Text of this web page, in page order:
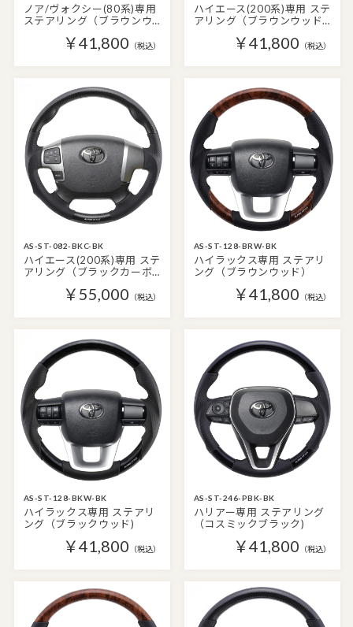
ノア/ヴォクシー(80系)専用
ステアリング（ブラウンウ…
￥41,800 （税込）
ハイエース(200系)専用 ステ
アリング（ブラウンウッド…
￥41,800 （税込）
AS-ST-082-BKC-BK
ハイエース(200系)専用 ステ
アリング（ブラックカーボ…
￥55,000 （税込）
AS-ST-128-BRW-BK
ハイラックス専用 ステアリ
ング（ブラウンウッド）
￥41,800 （税込）
AS-ST-128-BKW-BK
ハイラックス専用 ステアリ
ング（ブラックウッド)
￥41,800 （税込）
AS-ST-246-PBK-BK
ハリアー専用 ステアリング
（コスミックブラック)
￥41,800 （税込）